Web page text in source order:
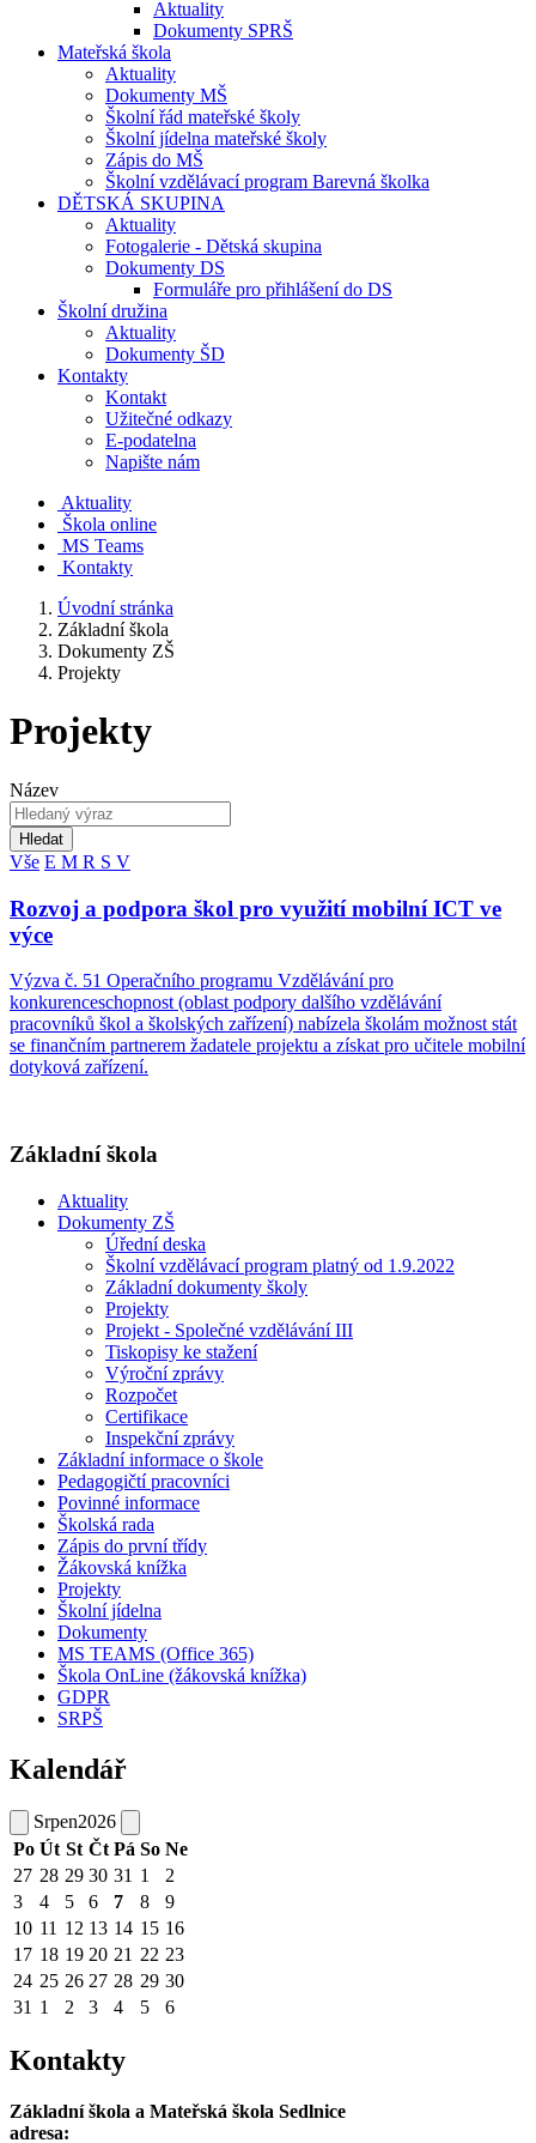
Aktuality
Dokumenty SPRŠ
Mateřská škola
Aktuality
Dokumenty MŠ
Školní řád mateřské školy
Školní jídelna mateřské školy
Zápis do MŠ
Školní vzdělávací program Barevná školka
DĚTSKÁ SKUPINA
Aktuality
Fotogalerie - Dětská skupina
Dokumenty DS
Formuláře pro přihlášení do DS
Školní družina
Aktuality
Dokumenty ŠD
Kontakty
Kontakt
Užitečné odkazy
E-podatelna
Napište nám
Aktuality
Škola online
MS Teams
Kontakty
Úvodní stránka
Základní škola
Dokumenty ZŠ
Projekty
Projekty
Název
Hledat
Vše E M R S V
Rozvoj a podpora škol pro využití mobilní ICT ve
výce
Výzva č. 51 Operačního programu Vzdělávání pro
konkurenceschopnost (oblast podpory dalšího vzdělávání
pracovníků škol a školských zařízení) nabízela školám možnost stát
se finančním partnerem žadatele projektu a získat pro učitele mobilní
dotyková zařízení.
Základní škola
Aktuality
Dokumenty ZŠ
Úřední deska
Školní vzdělávací program platný od 1.9.2022
Základní dokumenty školy
Projekty
Projekt - Společné vzdělávání III
Tiskopisy ke stažení
Výroční zprávy
Rozpočet
Certifikace
Inspekční zprávy
Základní informace o škole
Pedagogičtí pracovníci
Povinné informace
Školská rada
Zápis do první třídy
Žákovská knížka
Projekty
Školní jídelna
Dokumenty
MS TEAMS (Office 365)
Škola OnLine (žákovská knížka)
GDPR
SRPŠ
Kalendář
Srpen2026
Po Út St Čt Pá So Ne
27 28 29 30 31 1
2
3
4 5 6 7 8
9
10 11 12 13 14 15 16
17 18 19 20 21 22 23
24 25 26 27 28 29 30
31 1 2 3 4 5 6
Kontakty
Základní škola a Mateřská škola Sedlnice
adresa: